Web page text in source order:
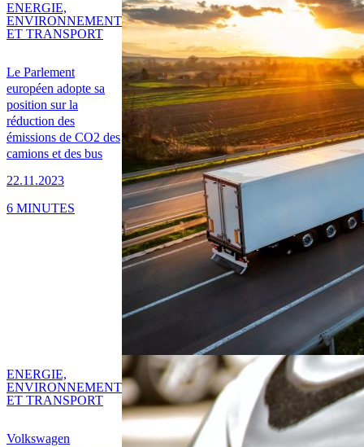
Le Parlement
européen adopte sa
position sur la
réduction des
émissions de CO2 des
camions et des bus
22.11.2023
ENERGIE,
ENVIRONNEMENT
ET TRANSPORT
6 MINUTES
Volkswagen
ENERGIE,
ENVIRONNEMENT
ET TRANSPORT